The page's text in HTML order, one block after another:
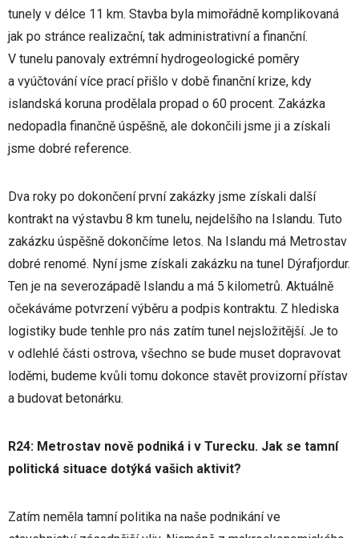
tunely v délce 11 km. Stavba byla mimořádně komplikovaná
jak po stránce realizační, tak administrativní a finanční.
V tunelu panovaly extrémní hydrogeologické poměry
a vyúčtování více prací přišlo v době finanční krize, kdy
islandská koruna prodělala propad o 60 procent. Zakázka
nedopadla finančně úspěšně, ale dokončili jsme ji a získali
jsme dobré reference.
Dva roky po dokončení první zakázky jsme získali další
kontrakt na výstavbu 8 km tunelu, nejdelšího na Islandu. Tuto
zakázku úspěšně dokončíme letos. Na Islandu má Metrostav
dobré renomé. Nyní jsme získali zakázku na tunel Dýrafjordur.
Ten je na severozápadě Islandu a má 5 kilometrů. Aktuálně
očekáváme potvrzení výběru a podpis kontraktu. Z hlediska
logistiky bude tenhle pro nás zatím tunel nejsložitější. Je to
v odlehlé části ostrova, všechno se bude muset dopravovat
loděmi, budeme kvůli tomu dokonce stavět provizorní přístav
a budovat betonárku.
R24: Metrostav nově podniká i v Turecku. Jak se tamní
politická situace dotýká vašich aktivit?
Zatím neměla tamní politika na naše podnikání ve